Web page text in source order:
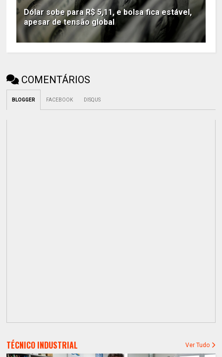
Dólar sobe para R$ 5,11, e bolsa fica estável,
apesar de tensão global
COMENTÁRIOS
BLOGGER FACEBOOK DISQUS
TÉCNICO INDUSTRIAL Ver Tudo